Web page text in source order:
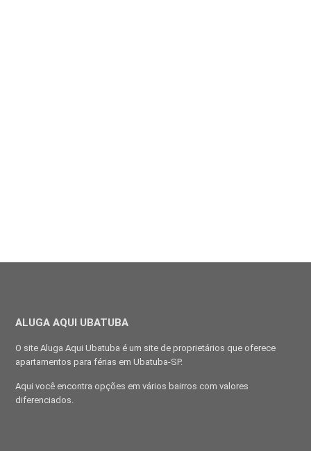
ALUGA AQUI UBATUBA
O site Aluga Aqui Ubatuba é um site de proprietários que oferece
apartamentos para férias em Ubatuba-SP.
Aqui você encontra opções em vários bairros com valores
diferenciados.